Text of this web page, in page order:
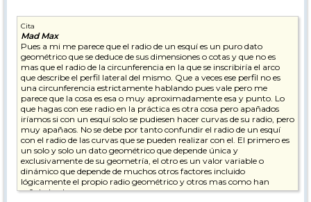
Cita
Mad Max
Pues a mi me parece que el radio de un esquí es un puro dato
geométrico que se deduce de sus dimensiones o cotas y que no es
mas que el radio de la circunferencia en la que se inscribiría el arco
que describe el perfil lateral del mismo. Que a veces ese perfil no es
una circunferencia estrictamente hablando pues vale pero me
parece que la cosa es esa o muy aproximadamente esa y punto. Lo
que hagas con ese radio en la práctica es otra cosa pero apañados
iríamos si con un esquí solo se pudiesen hacer curvas de su radio, pero
muy apañaos. No se debe por tanto confundir el radio de un esquí
con el radio de las curvas que se pueden realizar con el. El primero es
un solo y solo un dato geométrico que depende única y
exclusivamente de su geometría, el otro es un valor variable o
dinámico que depende de muchos otros factores incluido
lógicamente el propio radio geométrico y otros mas como han
señalado algunos.